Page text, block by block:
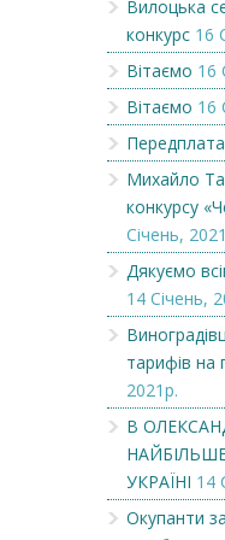
Вилоцька
конкурс 16
Вітаємо 16
Вітаємо 16
Михайло
конкурсу
Січень,
Дякуємо
14 Січень,
тарифів на
2021р.
В
УКРАЇНІ 14
Окупанти